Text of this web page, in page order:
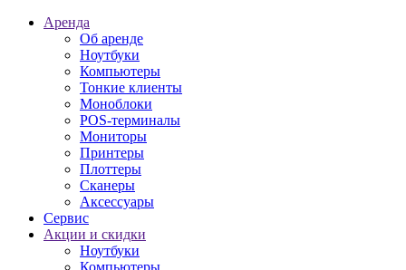
Аренда
Об аренде
Ноутбуки
Компьютеры
Тонкие клиенты
Моноблоки
POS-терминалы
Мониторы
Принтеры
Плоттеры
Сканеры
Аксессуары
Сервис
Акции и скидки
Ноутбуки
Компьютеры